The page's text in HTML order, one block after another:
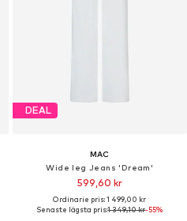
DEAL
MAC
Wide leg Jeans 'Dream'
599,60 kr
Ordinarie pris: 1 499,00 kr
Senaste lägsta pris:1 349,10 kr-55%